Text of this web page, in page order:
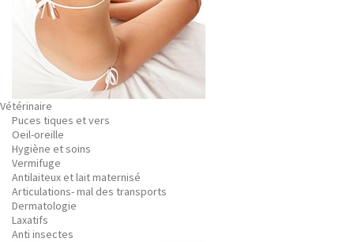
Vétérinaire
Puces tiques et vers
Oeil-oreille
Hygiène et soins
Vermifuge
Antilaiteux et lait maternisé
Articulations- mal des transports
Dermatologie
Laxatifs
Anti insectes